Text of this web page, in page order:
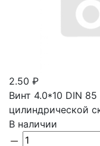
2.50 ₽
Винт 4.0*10 DIN
цилиндрической
В наличии